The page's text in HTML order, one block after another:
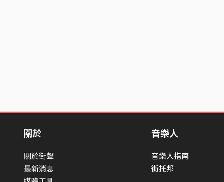
關於
關於街聲
最新消息
音樂人
音樂人指南
街托邦